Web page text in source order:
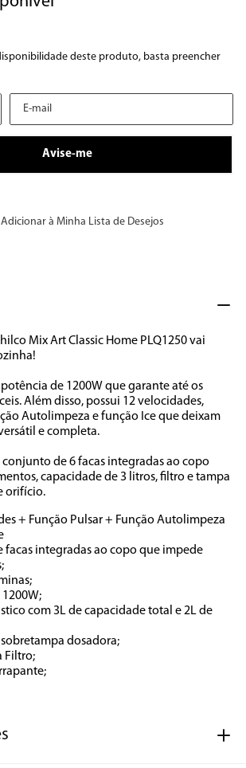
Mix Art Classic Home PLQ1250 vai
potência de 1200W que garante até os
Além disso, possui 12 velocidades,
Autolimpeza e função Ice que deixam
e completa.
conjunto de 6 facas integradas ao copo
capacidade de 3 litros, filtro e tampa
orifício.
+ Função Pulsar + Função Autolimpeza
facas integradas ao copo que impede
com 3L de capacidade total e 2L de
dosadora;
Filtro;